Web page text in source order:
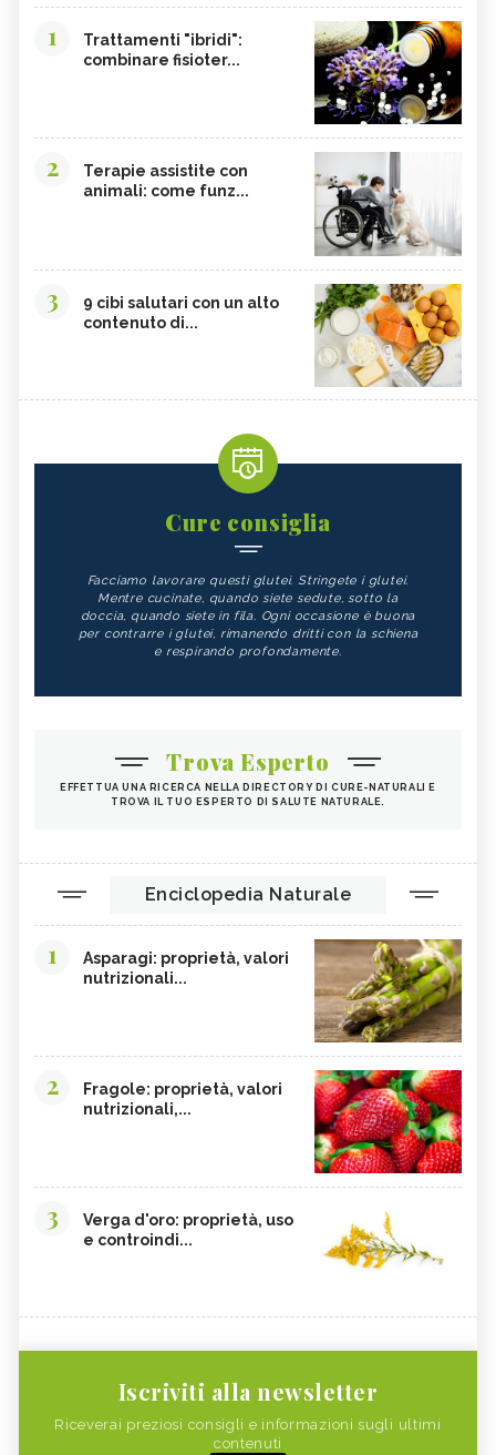
1
Trattamenti "ibridi":
combinare fisioter...
2
Terapie assistite con
animali: come funz...
3
9 cibi salutari con un alto
contenuto di...
Cure consiglia
Facciamo lavorare questi glutei. Stringete i glutei.
Mentre cucinate, quando siete sedute, sotto la
doccia, quando siete in fila. Ogni occasione è buona
per contrarre i glutei, rimanendo dritti con la schiena
e respirando profondamente.
Trova Esperto
EFFETTUA UNA RICERCA NELLA DIRECTORY DI CURE-NATURALI E
TROVA IL TUO ESPERTO DI SALUTE NATURALE.
Enciclopedia Naturale
1
Asparagi: proprietà, valori
nutrizionali...
2
Fragole: proprietà, valori
nutrizionali,...
3
Verga d'oro: proprietà, uso
e controindi...
Iscriviti alla newsletter
Riceverai preziosi consigli e informazioni sugli ultimi
contenuti